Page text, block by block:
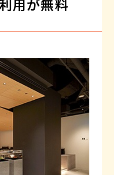
求時に最大2％OFF
日：いつでも
条件がございます。
部対象外商品がございます。
用が無料